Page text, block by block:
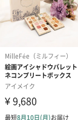
あり（280円）
メッセージカ